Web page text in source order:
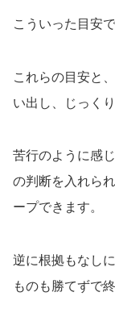
こういった目安で
これらの目安と
い出し、じっく
苦行のように感
の判断を入れら
ープできます。
逆に根拠もなし
ものも勝てずで